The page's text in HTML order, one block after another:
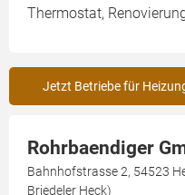
Thermostat,
Jetzt Betriebe für
Rohrbaendiger
Bahnhofstrasse 2, 54523
Briedeler Heck)